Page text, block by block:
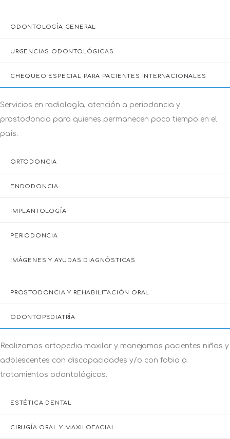
ODONTOLOGÍA GENERAL
URGENCIAS ODONTOLÓGICAS
CHEQUEO ESPECIAL PARA PACIENTES INTERNACIONALES
ORTODONCIA
Atendemos ortodoncia convencional, de autoligado, de
de alineadores invisible.
ENDODONCIA
IMPLANTOLOGÍA
PERIODONCIA
IMÁGENES Y AYUDAS DIAGNÓSTICAS
PROSTODONCIA Y REHABILITACIÓN ORAL
ODONTOPEDIATRÍA
ESTÉTICA DENTAL
Ofrecemos tres tipos de blanqueamientos dentales y tres